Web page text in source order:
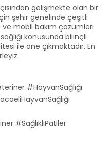
gelişmekte olan bir
şehir genelinde çeşitli
mobil bakım çözümleri
konusunda bilinçli
ile öne çıkmaktadır. En
#HayvanSağlığı
#SağlıklıPatiler